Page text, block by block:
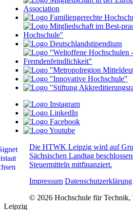
Die HTWK Leipzig wird auf
Sächsischen Landtag
Steuermitteln mitfinanziert.
Impressum Datenschutzerklärung
© 2026 Hochschule für
Leipzig